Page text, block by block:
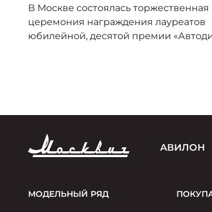
В Москве состоялась торжественная
церемония награждения лауреатов
юбилейной, десятой премии
АВИЛОН
МОДЕЛЬНЫЙ РЯД